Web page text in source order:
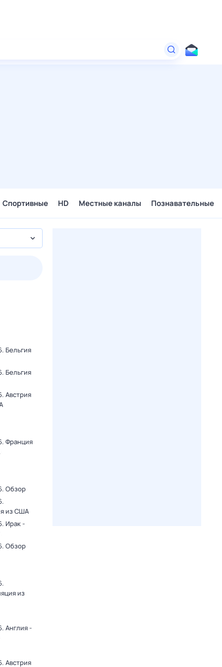
Спортивные HD Местные каналы Познавательные
Бельгия
Бельгия
Австрия
Франция
Обзор
из США
Ирак -
Обзор
из
Англия -
Австрия